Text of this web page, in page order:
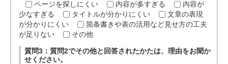
ページを探しにくい
内容が多すぎる
内容が
少なすぎる
タイトルが分かりにくい
文章の表現
が分かりにくい
箇条書きや表の活用など見せ方の工夫
が足りない
その他
質問3：質問2でその他と回答されたかたは、理由をお聞か
せください。